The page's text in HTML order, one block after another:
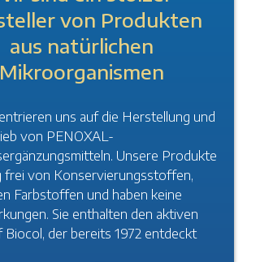
von Produkten
aus natürlichen
Mikroorganismen
uns auf die Herstellung und
von PENOXAL-
Unsere Produkte
frei von Konservierungsstoffen,
Farbstoffen und haben keine
Sie enthalten den aktiven
der bereits 1972 entdeckt